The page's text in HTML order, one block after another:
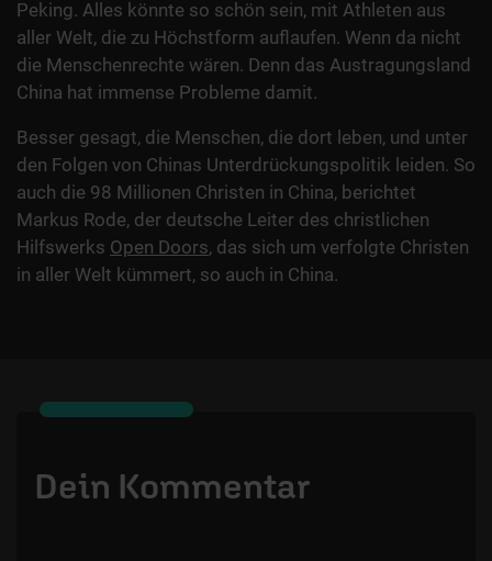
Peking. Alles könnte so schön sein, mit Athleten aus
aller Welt, die zu Höchstform auflaufen. Wenn da nicht
die Menschenrechte wären. Denn das Austragungsland
China hat immense Probleme damit.
Besser gesagt, die Menschen, die dort leben, und unter
den Folgen von Chinas Unterdrückungspolitik leiden. So
auch die 98 Millionen Christen in China, berichtet
Markus Rode, der deutsche Leiter des christlichen
Hilfswerks Open Doors, das sich um verfolgte Christen
in aller Welt kümmert, so auch in China.
Dein Kommentar